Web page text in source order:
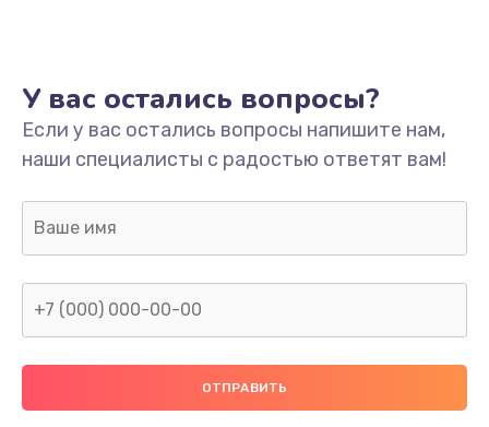
Заказать
Не включается
Нет звука
Не видит флешку
У вас остались вопросы?
Если у вас остались вопросы напишите нам,
наши специалисты с радостью ответят вам!